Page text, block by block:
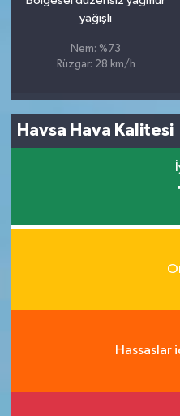
yağışlı
Nem: %73
Rüzgar: 28 km/h
Havsa Hava Kalitesi
1
Hassaslar